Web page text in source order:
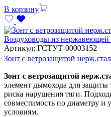
В корзину
Воздуховоды из нержавеющей
Артикул: ГСТУТ-00003152
Зонт с ветрозащитой
Зонт с ветрозащитой
элемент дымохода для
риска нарушения тяги.
совместимость по диаметру и
условиям.